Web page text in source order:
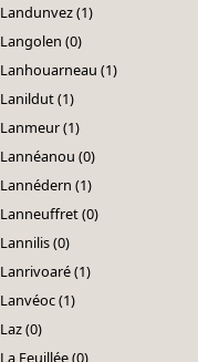
Landunvez (1)
Langolen (0)
Lanhouarneau (1)
Lanildut (1)
Lanmeur (1)
Lannéanou (0)
Lannédern (1)
Lanneuffret (0)
Lannilis (0)
Lanrivoaré (1)
Lanvéoc (1)
Laz (0)
La Feuillée (0)